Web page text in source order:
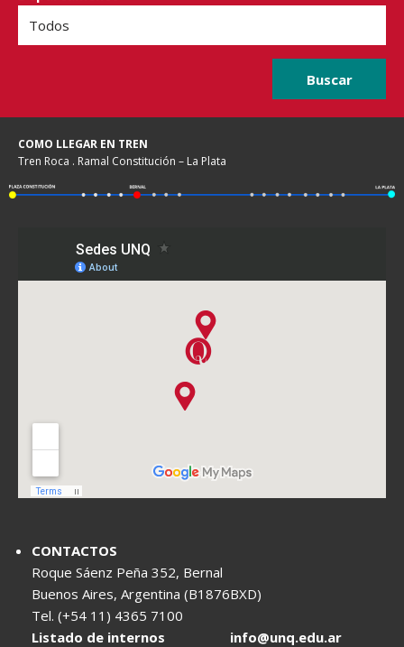
COMO LLEGAR EN TREN
Tren Roca . Ramal Constitución – La Plata
CONTACTOS
Roque Sáenz Peña 352, Bernal
Buenos Aires, Argentina (B1876BXD)
Tel. (+54 11) 4365 7100
Listado de internos
info@unq.edu.ar